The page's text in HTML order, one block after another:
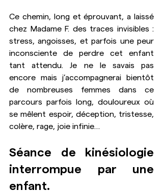
Ce chemin, long et éprouvant, a laissé
chez Madame F. des traces invisibles :
stress, angoisses, et parfois une peur
inconsciente de perdre cet enfant
tant attendu. Je ne le savais pas
encore mais j’accompagnerai bientôt
de nombreuses femmes dans ce
parcours parfois long, douloureux où
se mêlent espoir, déception, tristesse,
colère, rage, joie infinie…
Séance de kinésiologie
interrompue par une
enfant.